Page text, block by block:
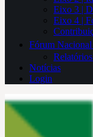
Eixo 3 |
Eixo 4 |
Fórum
Notícias
Login